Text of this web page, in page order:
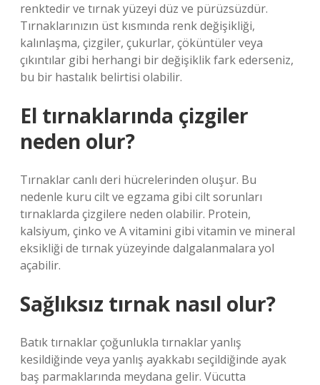
renktedir ve tırnak yüzeyi düz ve pürüzsüzdür.
Tırnaklarınızın üst kısmında renk değişikliği,
kalınlaşma, çizgiler, çukurlar, çöküntüler veya
çıkıntılar gibi herhangi bir değişiklik fark ederseniz,
bu bir hastalık belirtisi olabilir.
El tırnaklarında çizgiler
neden olur?
Tırnaklar canlı deri hücrelerinden oluşur. Bu
nedenle kuru cilt ve egzama gibi cilt sorunları
tırnaklarda çizgilere neden olabilir. Protein,
kalsiyum, çinko ve A vitamini gibi vitamin ve mineral
eksikliği de tırnak yüzeyinde dalgalanmalara yol
açabilir.
Sağlıksız tırnak nasıl olur?
Batık tırnaklar çoğunlukla tırnaklar yanlış
kesildiğinde veya yanlış ayakkabı seçildiğinde ayak
baş parmaklarında meydana gelir. Vücutta